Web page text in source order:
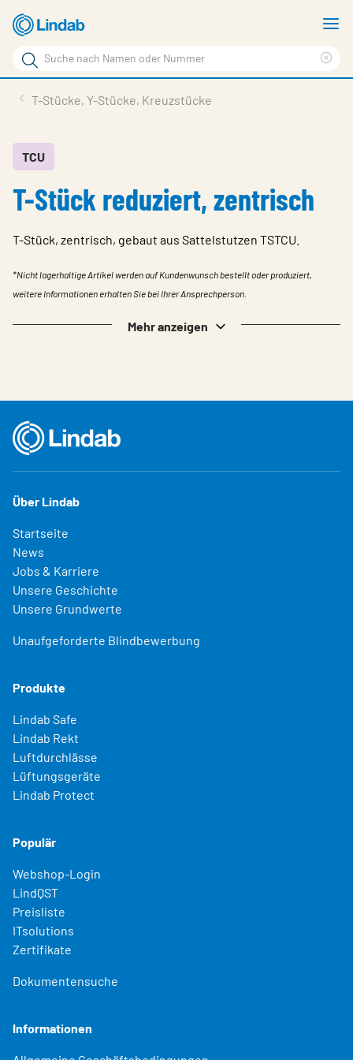
Zum
Hauptinhalt
Suchbegriff
Seite
durchsuchen
Im Fokus
Über Lindab
Einloggen
Sprache wählen
Switzerland - German
T-Stücke, Y-Stücke, Kreuzstücke
TCU
T-Stück reduziert, zentrisch
T-Stück, zentrisch, gebaut aus Sattelstutzen TSTCU.
*Nicht lagerhaltige Artikel werden auf Kundenwunsch bestellt oder produziert,
weitere Informationen erhalten Sie bei Ihrer Ansprechperson.
Mehr anzeigen
Über Lindab
Startseite
News
Jobs & Karriere
Unsere Geschichte
Unsere Grundwerte
Unaufgeforderte Blindbewerbung
Produkte
Lindab Safe
Lindab Rekt
Luftdurchlässe
Lüftungsgeräte
Lindab Protect
Populär
Webshop-Login
LindQST
Preisliste
ITsolutions
Zertifikate
Dokumentensuche
Informationen